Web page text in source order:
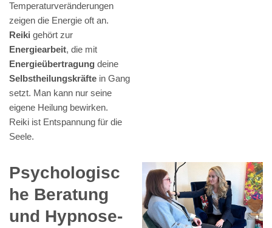
Temperaturveränderungen
zeigen die Energie oft an.
Reiki gehört zur
Energiearbeit, die mit
Energieübertragung deine
Selbstheilungskräfte in Gang
setzt. Man kann nur seine
eigene Heilung bewirken.
Reiki ist Entspannung für die
Seele.
Psychologisc
he Beratung
und Hypnose-